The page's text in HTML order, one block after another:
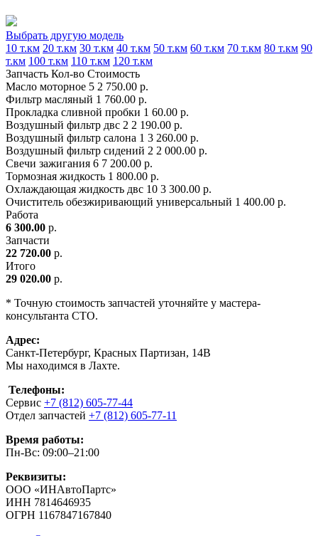
Выбрать другую модель
10 т.км 20 т.км 30 т.км 40 т.км 50 т.км 60 т.км 70 т.км 80 т.км 90
т.км 100 т.км 110 т.км 120 т.км
Запчасть Кол-во Стоимость
Масло моторное 5 2 750.00 р.
Фильтр масляный 1 760.00 р.
Прокладка сливной пробки 1 60.00 р.
Воздушный фильтр двс 2 2 190.00 р.
Воздушный фильтр салона 1 3 260.00 р.
Воздушный фильтр сидений 2 2 000.00 р.
Свечи зажигания 6 7 200.00 р.
Тормозная жидкость 1 800.00 р.
Охлаждающая жидкость двс 10 3 300.00 р.
Очиститель обезжиривающий универсальный 1 400.00 р.
Работа
6 300.00 р.
Запчасти
22 720.00 р.
Итого
29 020.00 р.
* Точную стоимость запчастей уточняйте у мастера-
консультанта СТО.
Адрес:
Санкт-Петербург, Красных Партизан, 14В
Мы находимся в Лахте.
Телефоны:
Сервис +7 (812) 605-77-44
Отдел запчастей +7 (812) 605-77-11
Время работы:
Пн-Вс: 09:00–21:00
Реквизиты:
ООО «ИНАвтоПартс»
ИНН 7814646935
ОГРН 1167847167840